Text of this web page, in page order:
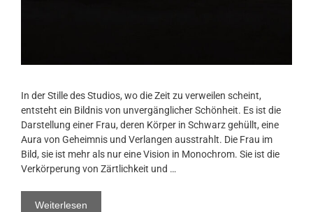
In der Stille des Studios, wo die Zeit zu verweilen scheint,
entsteht ein Bildnis von unvergänglicher Schönheit. Es ist die
Darstellung einer Frau, deren Körper in Schwarz gehüllt, eine
Aura von Geheimnis und Verlangen ausstrahlt. Die Frau im
Bild, sie ist mehr als nur eine Vision in Monochrom. Sie ist die
Verkörperung von Zärtlichkeit und …
Weiterlesen